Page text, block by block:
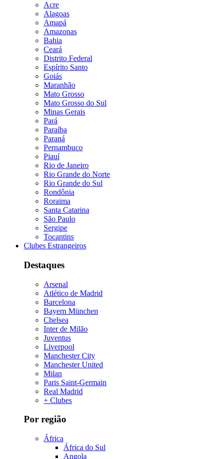
Acre
Alagoas
Amapá
Amazonas
Bahia
Ceará
Distrito Federal
Espírito Santo
Goiás
Maranhão
Mato Grosso
Mato Grosso do Sul
Minas Gerais
Pará
Paraíba
Paraná
Pernambuco
Piauí
Rio de Janeiro
Rio Grande do Norte
Rio Grande do Sul
Rondônia
Roraima
Santa Catarina
São Paulo
Sergipe
Tocantins
Clubes Estrangeiros
Destaques
Arsenal
Atlético de Madrid
Barcelona
Bayern München
Chelsea
Inter de Milão
Juventus
Liverpool
Manchester City
Manchester United
Milan
Paris Saint-Germain
Real Madrid
+ Clubes
Por região
África
África do Sul
Angola